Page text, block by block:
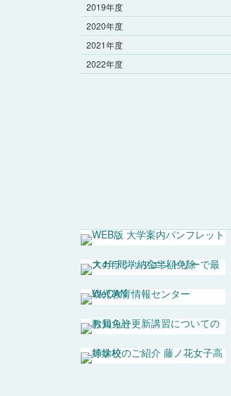
2019年度
2020年度
2021年度
2022年度